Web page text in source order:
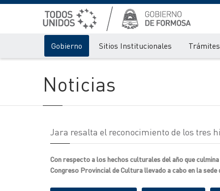
Gobierno Sitios Institucionales
Noticias
Jara resalta el reconocimiento de los tres
Con respecto a los hechos culturales del año que
Congreso Provincial de Cultura llevado a cabo en la sede